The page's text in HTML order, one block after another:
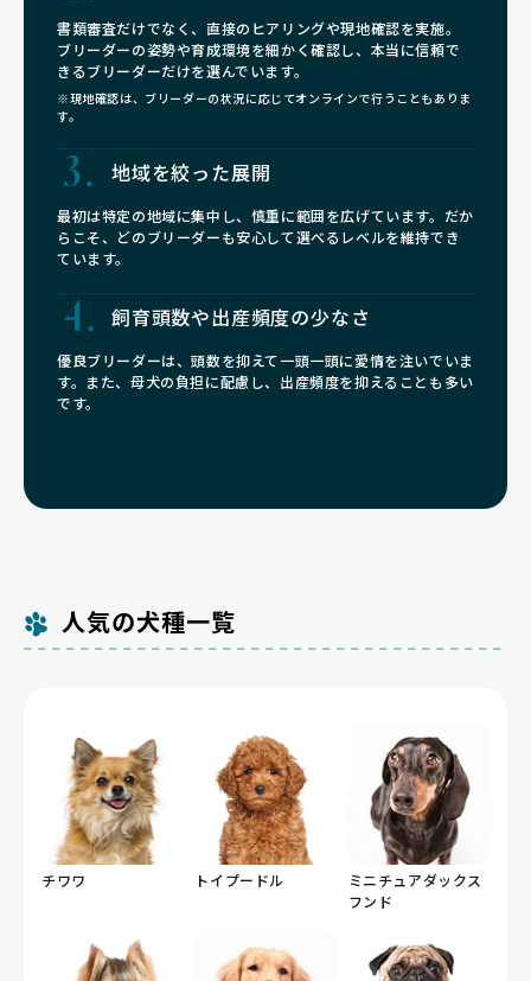
書類審査だけでなく、直接のヒアリングや現地確認を実施。
ブリーダーの姿勢や育成環境を細かく確認し、本当に信頼で
きるブリーダーだけを選んでいます。
※現地確認は、ブリーダーの状況に応じてオンラインで行うこともありま
す。
地域を絞った展開
最初は特定の地域に集中し、慎重に範囲を広げています。だか
らこそ、どのブリーダーも安心して選べるレベルを維持でき
ています。
飼育頭数や出産頻度の少なさ
優良ブリーダーは、頭数を抑えて一頭一頭に愛情を注いでいま
す。また、母犬の負担に配慮し、出産頻度を抑えることも多い
です。
人気の犬種一覧
チワワ トイプードル
ミニチュアダックス
フンド